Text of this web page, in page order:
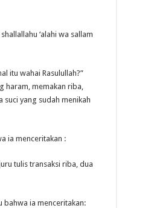
‘alahi wa sallam
itu wahai Rasulullah?”
haram, memakan riba,
yang sudah menikah
ia menceritakan :
tulis transaksi riba, dua
bahwa ia menceritakan: